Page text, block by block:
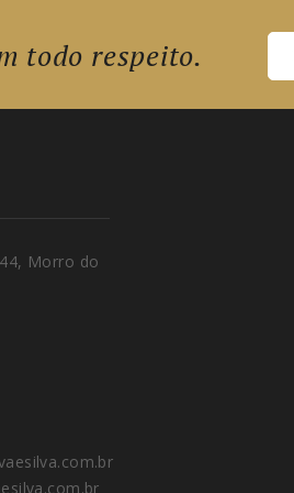
todo respeito.
Morro do